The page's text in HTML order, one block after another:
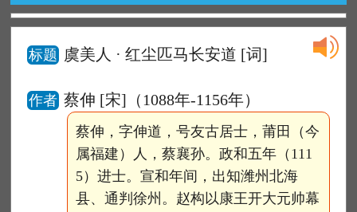
标题 虞美人 · 红尘匹马长安道 [词]
作者 蔡伸 [宋]（1088年-1156年）
蔡伸，字伸道，号友古居士，莆田（今
属福建）人，蔡襄孙。政和五年（111
5）进士。宣和年间，出知潍州北海
县、通判徐州。赵构以康王开大元帅幕